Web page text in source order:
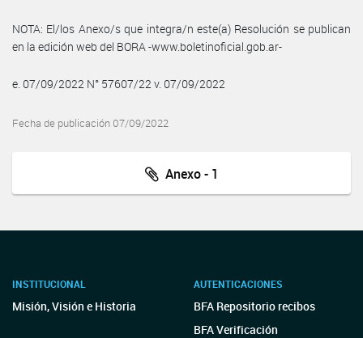
NOTA: El/los Anexo/s que integra/n este(a) Resolución se publican
en la edición web del BORA -www.boletinoficial.gob.ar-
e. 07/09/2022 N° 57607/22 v. 07/09/2022
Fecha de publicación 07/09/2022
Anexo - 1
INSTITUCIONAL
Misión, Visión e Historia
AUTENTICACIONES
BFA Repositorio recibos
BFA Verificación